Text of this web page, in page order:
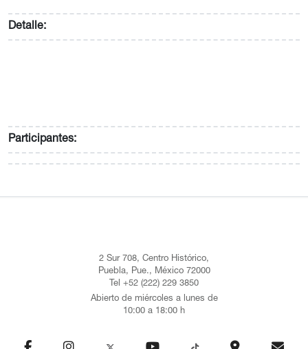
Detalle:
Participantes:
2 Sur 708, Centro Histórico,
Puebla, Pue., México 72000
Tel +52 (222) 229 3850
Abierto de miércoles a lunes de
10:00 a 18:00 h